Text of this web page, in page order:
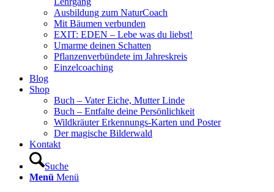
Ausbildung zum NaturCoach
Mit Bäumen verbunden
EXIT: EDEN – Lebe was du liebst!
Umarme deinen Schatten
Pflanzenverbündete im Jahreskreis
Einzelcoaching
Blog
Shop
Buch – Vater Eiche, Mutter Linde
Buch – Entfalte deine Persönlichkeit
Wildkräuter Erkennungs-Karten und Poster
Der magische Bilderwald
Kontakt
Suche
Menü Menü